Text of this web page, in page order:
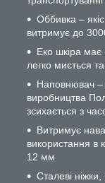
Оббивка –
витримує до
Еко шкіра має
легко миється
Наповнювач –
виробництва
зсихається з
Витримує
використання в
12 мм
Сталеві